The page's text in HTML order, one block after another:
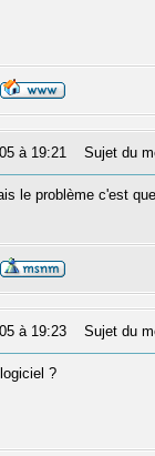
à 19:21 Sujet du
le problème c'est
à 19:23 Sujet du
?